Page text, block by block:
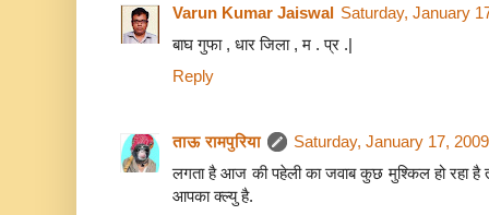
Varun Kumar Jaiswal Saturday, January
बाघ गुफा , धार जिला , म . प्र .|
Reply
ताऊ रामपुरिया
Saturday, January 17,
लगता है आज की पहेली का जवाब कुछ मुश्किल हो रहा है
आपका क्ल्यु है.